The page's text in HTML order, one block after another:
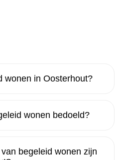
wonen in Oosterhout?
wonen bedoeld?
begeleid wonen zijn